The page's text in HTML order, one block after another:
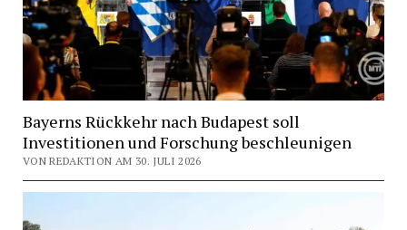
Bayerns Rückkehr nach Budapest soll
Investitionen und Forschung beschleunigen
VON REDAKTION AM 30. JULI 2026